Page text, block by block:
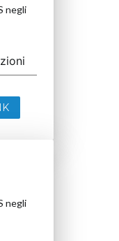
negli
negli